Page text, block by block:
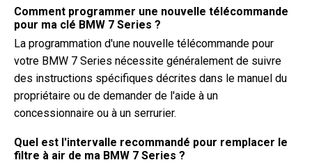
Comment programmer une nouvelle télécommande
pour ma clé BMW 7 Series ?
La programmation d'une nouvelle télécommande pour
votre BMW 7 Series nécessite généralement de suivre
des instructions spécifiques décrites dans le manuel du
propriétaire ou de demander de l'aide à un
concessionnaire ou à un serrurier.
Quel est l'intervalle recommandé pour remplacer le
filtre à air de ma BMW 7 Series ?